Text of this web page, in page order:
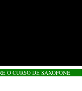
O CURSO DE SAXOFONE